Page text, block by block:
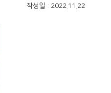
작성일 : 2022.11.22